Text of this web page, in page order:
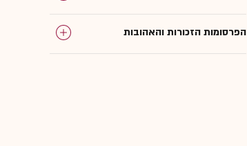
הפרסומות הזכורות והאהובות